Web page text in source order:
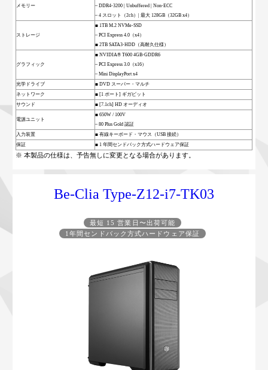
メモリー
– DDR4-3200 | Unbuffered | Non-ECC
– 4 スロット（2ch）| 最大 128GB（32GB x4）
ストレージ
■ 1TB M.2 NVMe-SSD
– PCI Express 4.0（x4）
■ 2TB SATA3-HDD（高耐久仕様）
グラフィック
■ NVIDIA® T600 4GB-GDDR6
– PCI Express 3.0（x16）
– Mini DisplayPort x4
光学ドライブ
■ DVD スーパー・マルチ
ネットワーク
■ [1 ポート] ギガビット
サウンド
■ [7.1ch] HD オーディオ
電源ユニット
■ 650W / 100V
– 80 Plus Gold 認証
入力装置
■ 有線キーボード・マウス（USB 接続）
保証
■ 1 年間センドバック方式ハードウェア保証
※ 本製品の仕様は、予告無しに変更となる場合があります。
Be-Clia Type-Z12-i7-TK03
最短 15 営業日〜出荷可能
1年間センドバック方式ハードウェア保証